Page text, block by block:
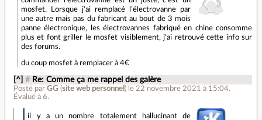
mosfet. Lorsque j'ai remplacé l’électrovanne par
une autre mais pas du fabricant au bout de 3 mois
panne électronique, les électrovannes fabriqué en chine consomme
plus et font griller le mosfet visiblement, j'ai retrouvé cette info sur
des forums.
du coup mosfet à remplacer à 4€
[^] # Re: Comme ça me rappel des galère
Posté parGG (site web personnel ) le 22 novembre 2021 à 15:04.
Évalué à6.
il y a un nombre totalement hallucinant de